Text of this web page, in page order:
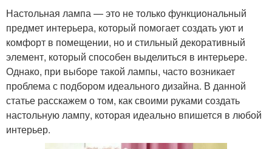
Настольная лампа — это не только функциональный
предмет интерьера, который помогает создать уют и
комфорт в помещении, но и стильный декоративный
элемент, который способен выделиться в интерьере.
Однако, при выборе такой лампы, часто возникает
проблема с подбором идеального дизайна. В данной
статье расскажем о том, как своими руками создать
настольную лампу, которая идеально впишется в любой
интерьер.